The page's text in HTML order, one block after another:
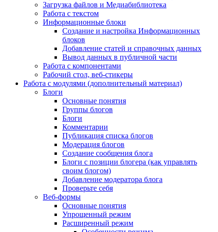
Загрузка файлов и Медиабиблиотека
Работа с текстом
Информационные блоки
Создание и настройка Информационных
блоков
Добавление статей и справочных данных
Вывод данных в публичной части
Работа с компонентами
Рабочий стол, веб-стикеры
Работа с модулями (дополнительный материал)
Блоги
Основные понятия
Группы блогов
Блоги
Комментарии
Публикация списка блогов
Модерация блогов
Создание сообщения блога
Блоги с позиции блогера (как управлять
своим блогом)
Добавление модератора блога
Проверьте себя
Веб-формы
Основные понятия
Упрощенный режим
Расширенный режим